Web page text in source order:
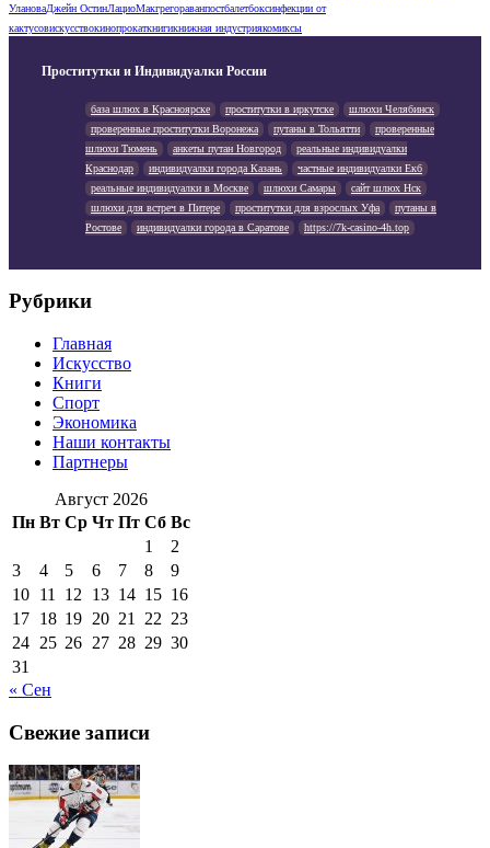
УлановаДжейн ОстинЛациоМакгрегораванпостбалетбоксинфекции от
кактусовискусствокинопрокаткнигикнижная индустриякомиксы
Проститутки и Индивидуалки России
база шлюх в Красноярске проститутки в иркутске
шлюхи Челябинск
проверенные проститутки Воронежа
путаны в Тольятти
проверенные
шлюхи Тюмень
анкеты путан Новгород
реальные индивидуалки
Краснодар
индивидуалки города Казань
частные индивидуалки Екб
реальные индивидуалки в Москве
шлюхи Самары
сайт шлюх Нск
шлюхи для встреч в Питере
проститутки для взрослых Уфа
путаны в
Ростове
индивидуалки города в Саратове https://7k-casino-4h.top
Рубрики
Главная
Искусство
Книги
Спорт
Экономика
Наши контакты
Партнеры
Август 2026
Пн Вт Ср Чт Пт Сб Вс
1
2
3
4 5 6 7 8
9
10 11 12 13 14 15 16
17 18 19 20 21 22 23
24 25 26 27 28 29 30
31
« Сен
Свежие записи